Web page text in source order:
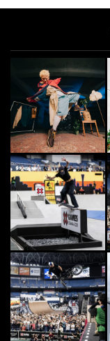
8
9